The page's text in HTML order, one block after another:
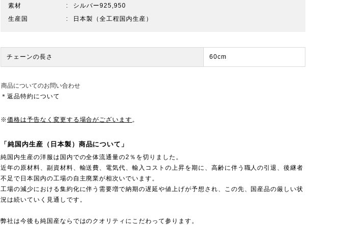
素材
シルバー925,950
生産国
日本製（全工程国内生産）
チェーンの長さ 60cm
商品についてのお問い合わせ
＊返品特約について
※価格は予告なく変更する場合がございます 。
「純国内生産（日本製）商品について」
純国内生産の洋服は国内での全体流通量の2％を切りました。
近年の原材料、副資材料、輸送費、電気代、輸入コストの上昇を期に、高齢に伴う職人の引退、後継者
不足で日本国内の工場の自主廃業が相次いでいます。
工場の減少における集約化に伴う需要増で納期の遅延や値上げが予想され、この先、国産品の厳しい状
況は続いていく見通しです。
弊社は今後も純国産ならではのクオリティにこだわって参ります。